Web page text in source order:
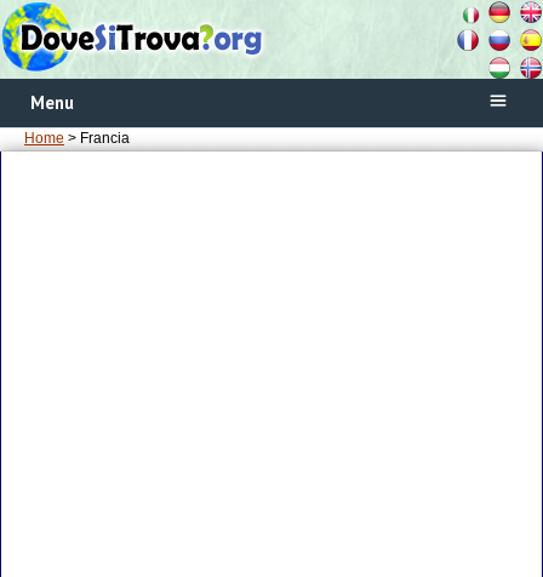
Menu
Home > Francia